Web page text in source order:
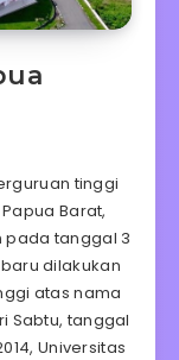
tinggi
Barat,
pada tanggal 3
dilakukan
atas nama
Sabtu, tanggal
Universitas